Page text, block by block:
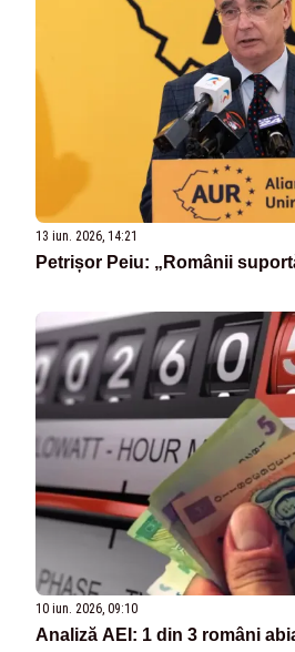
13 iun. 2026, 14:21
Petrișor Peiu: „Românii
10 iun. 2026, 09:10
Analiză AEI: 1 din 3 români